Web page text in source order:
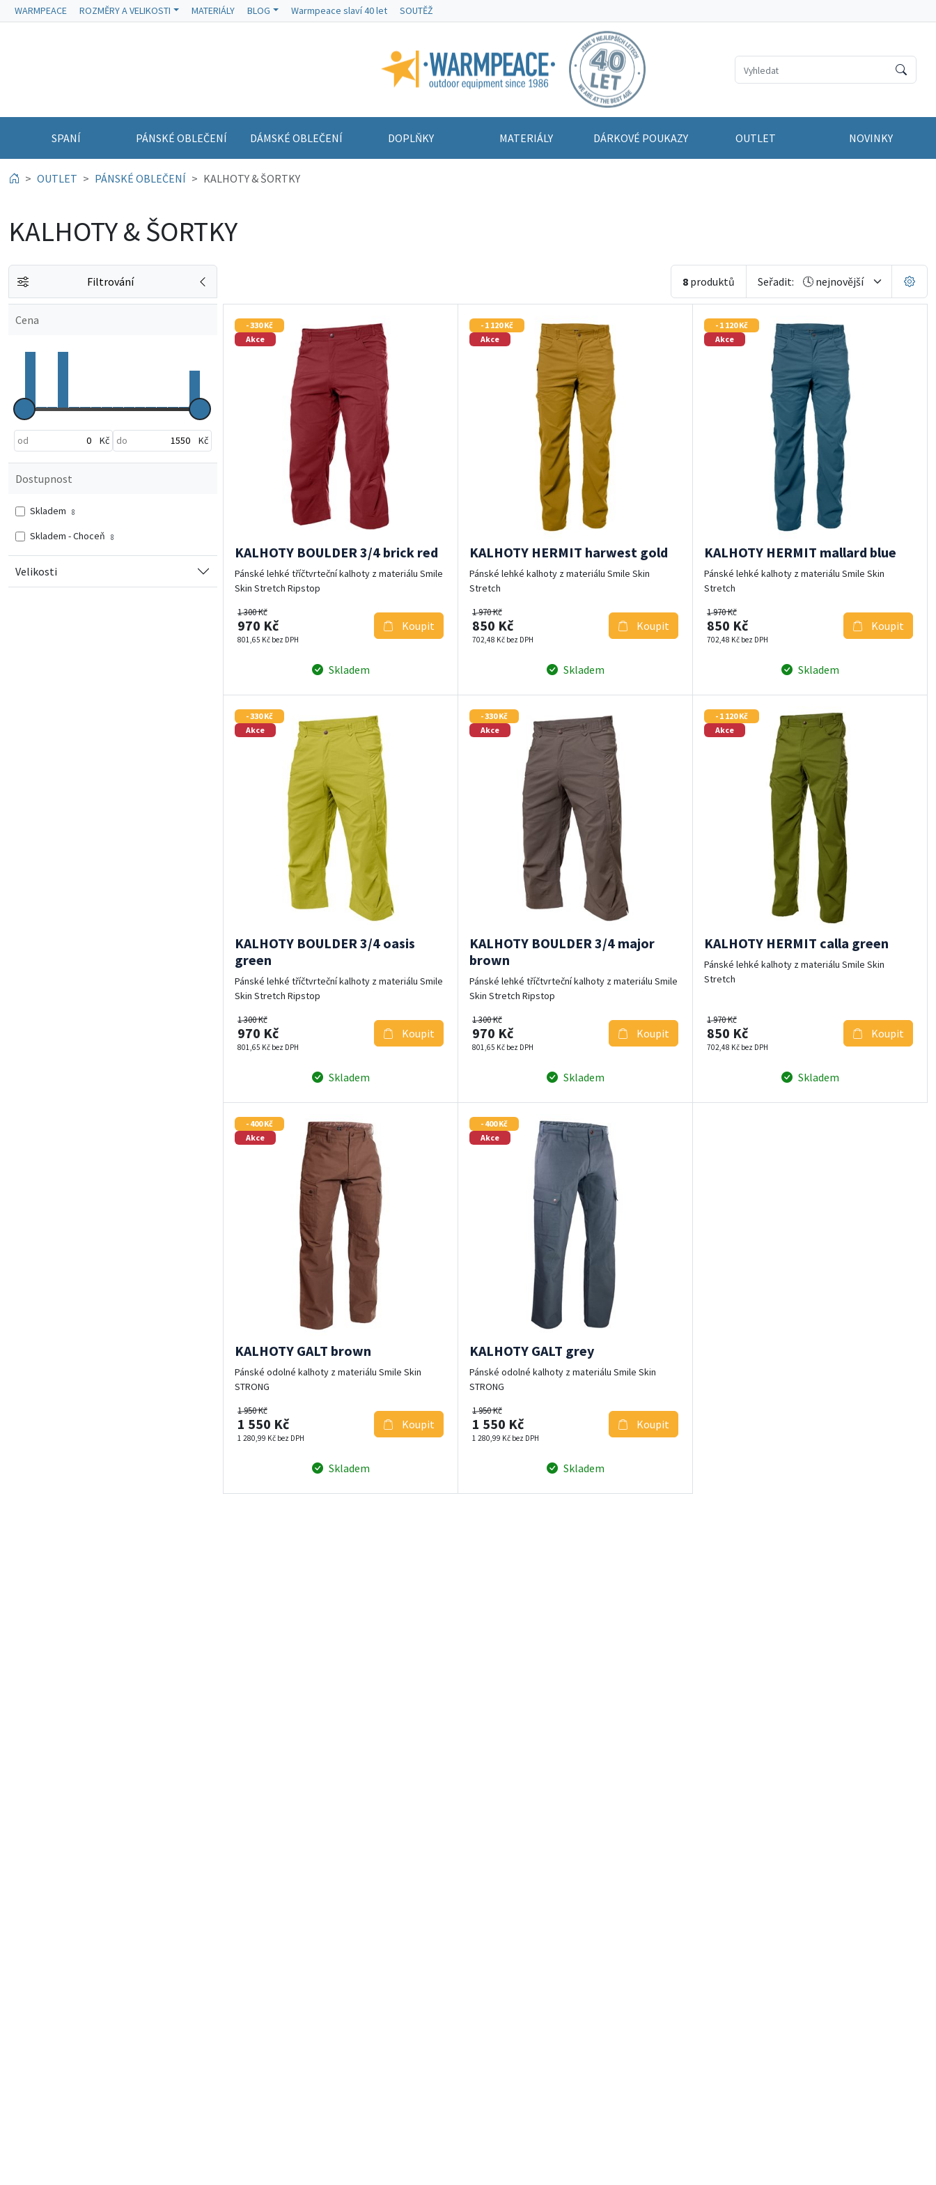
WARMPEACE ROZMĚRY A VELIKOSTI MATERIÁLY BLOG Warmpeace slaví 40 let SOUTĚŽ
Warmpeace
SPANÍ PÁNSKÉ OBLEČENÍ DÁMSKÉ OBLEČENÍ DOPLŇKY MATERIÁLY DÁRKOVÉ POUKAZY OUTLET NOVINKY
OUTLET PÁNSKÉ OBLEČENÍ KALHOTY & ŠORTKY
KALHOTY & ŠORTKY
Filtrování 8 produktů Seřadit:
Cena
Cenový rozsah
od Kč do Kč
Dostupnost
Skladem 8
Skladem - Choceň 8
Velikosti
- 330 Kč
Akce
KALHOTY BOULDER 3/4 brick red
Pánské lehké tříčtvrteční kalhoty z materiálu Smile
Skin Stretch Ripstop
1 300 Kč
970 Kč
801,65 Kč bez DPH
Koupit
Skladem
- 1 120 Kč
Akce
KALHOTY HERMIT harwest gold
Pánské lehké kalhoty z materiálu Smile Skin
Stretch
1 970 Kč
850 Kč
702,48 Kč bez DPH
Koupit
Skladem
- 1 120 Kč
Akce
KALHOTY HERMIT mallard blue
Pánské lehké kalhoty z materiálu Smile Skin
Stretch
1 970 Kč
850 Kč
702,48 Kč bez DPH
Koupit
Skladem
- 330 Kč
Akce
KALHOTY BOULDER 3/4 oasis
green
Pánské lehké tříčtvrteční kalhoty z materiálu Smile
Skin Stretch Ripstop
1 300 Kč
970 Kč
801,65 Kč bez DPH
Koupit
Skladem
- 330 Kč
Akce
KALHOTY BOULDER 3/4 major
brown
Pánské lehké tříčtvrteční kalhoty z materiálu Smile
Skin Stretch Ripstop
1 300 Kč
970 Kč
801,65 Kč bez DPH
Koupit
Skladem
- 1 120 Kč
Akce
KALHOTY HERMIT calla green
Pánské lehké kalhoty z materiálu Smile Skin
Stretch
1 970 Kč
850 Kč
702,48 Kč bez DPH
Koupit
Skladem
- 400 Kč
Akce
KALHOTY GALT brown
Pánské odolné kalhoty z materiálu Smile Skin
STRONG
1 950 Kč
1 550 Kč
1 280,99 Kč bez DPH
Koupit
Skladem
- 400 Kč
Akce
KALHOTY GALT grey
Pánské odolné kalhoty z materiálu Smile Skin
STRONG
1 950 Kč
1 550 Kč
1 280,99 Kč bez DPH
Koupit
Skladem